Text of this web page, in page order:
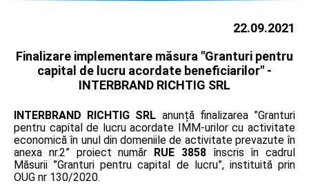
22.09.2021
Finalizare implementare măsura "Granturi pentru
capital de lucru acordate beneficiarilor" -
INTERBRAND RICHTIG SRL
INTERBRAND RICHTIG SRL anunță finalizarea ”Granturi
pentru capital de lucru acordate IMM-urilor cu activitate
economică în unul din domeniile de activitate prevazute în
anexa nr.2” proiect număr RUE 3858înscris în cadrul
Măsurii ”Granturi pentru capital de lucru”, instituită prin
OUG nr 130/2020.